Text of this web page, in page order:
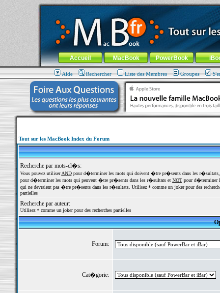
MacBook-fr.com : 100% Apple... 100% nomade !
Aller au contenu-Aller au menu général-Aller au menu de
Menu général
Accueil MacBook PowerBook
Aide Rechercher Liste des Membres Groupes
Tout sur les MacBook Index du Forum
Recherche par mots-cl�s:
Vous pouvez utiliserANDpour d�terminer les mots qui doivent �tre pr�sents dans les
pour d�terminer les mots qui peuvent �tre pr�sents dans les r�sultats et NOTpour d�terminer
qui ne devraient pas �tre pr�sents dans les r�sultats. Utilisez * comme un joker pour des
partielles
Recherche par auteur:
Utilisez * comme un joker pour des recherches partielles
Forum:
Cat�gorie: